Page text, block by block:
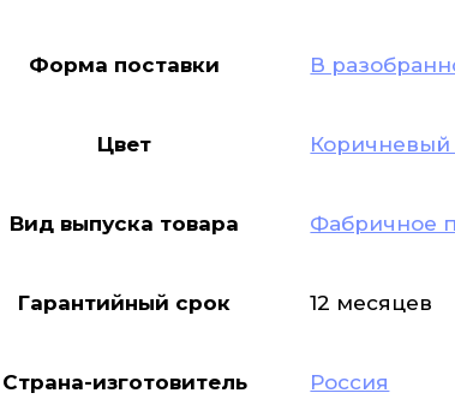
Форма поставки В
Цвет
Вид выпуска товара Фабричное
Гарантийный срок 12 месяцев
Страна-изготовитель Россия